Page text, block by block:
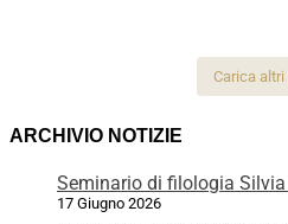
Carica
ARCHIVIO NOTIZIE
Seminario di filologia
17 Giugno 2026